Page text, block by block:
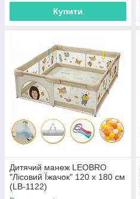
Купити
Дитячий манеж LEOBRO
"Лісовий Їжачок" 120 x 180 см
(LB-1122)